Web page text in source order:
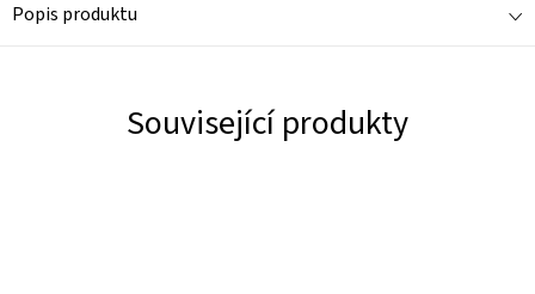
Popis produktu
Související produkty